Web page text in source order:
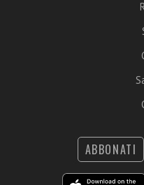
ABBONATI